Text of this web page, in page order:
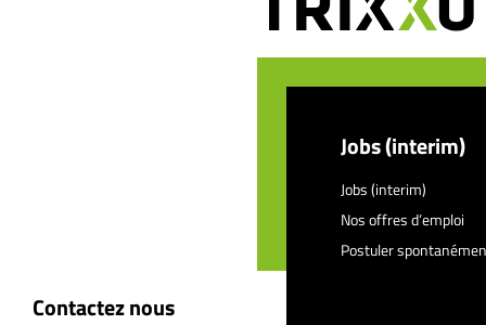
Contactez nous
Jobs (interim)
Jobs (interim)
Nos offres d’emploi
Postuler